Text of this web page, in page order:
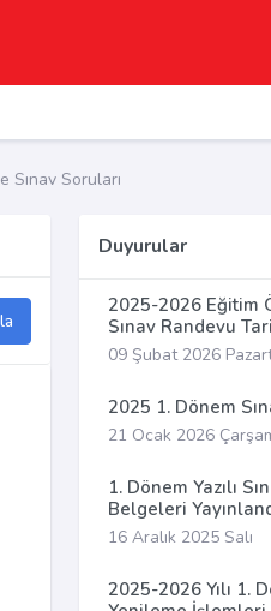
Sınav Soruları
Duyurular
2025-2026 Eğitim
Sınav Randevu
09 Şubat 2026
2025 1. Dönem
21 Ocak 2026
1. Dönem Yazılı
Belgeleri
16 Aralık 2025 Salı
2025-2026 Yılı 1.